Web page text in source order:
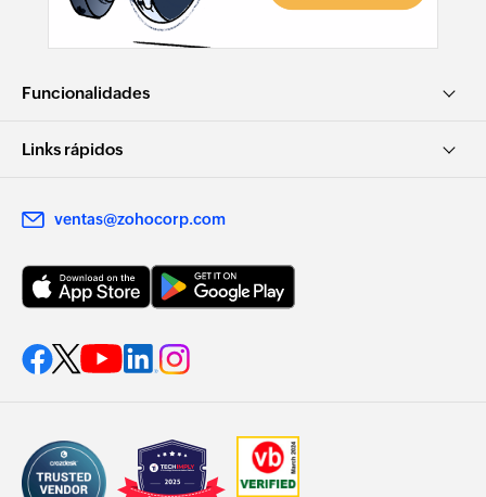
Funcionalidades
Links rápidos
ventas@zohocorp.com